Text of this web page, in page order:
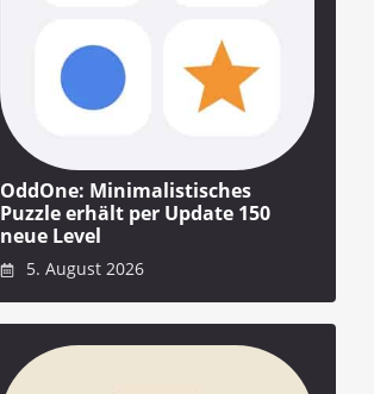
OddOne: Minimalistisches
Puzzle erhält per Update 150
neue Level
5. August 2026